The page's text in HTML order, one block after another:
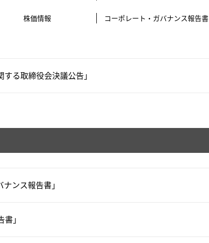
株価情報 コーポレート・ ガバナンス報告書
する取締役会決議公告」
ナンス報告書」
」